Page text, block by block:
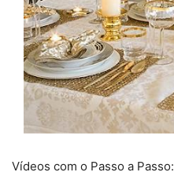
Vídeos com o Passo a Passo: